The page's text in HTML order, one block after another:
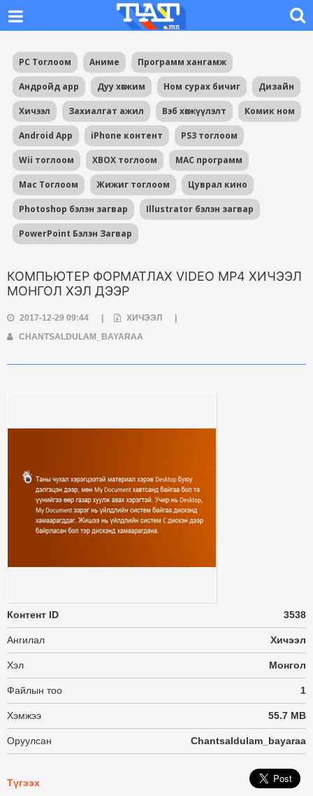
PC Тоглоом Аниме Программ хангамж
Андройд app Дуу хөгжим Ном сурах бичиг Дизайн
Хичээл Захиалгат ажил Вэб хөгжүүлэлт Комик ном
Android App iPhone контент PS3 тоглоом
Wii тоглоом XBOX тоглоом MAC программ
Mac Тоглоом Жижиг тоглоом Цуврал кино
Photoshop бэлэн загвар Illustrator бэлэн загвар
PowerPoint Бэлэн Загвар
КОМПЬЮТЕР ФОРМАТЛАХ VIDEO MP4 ХИЧЭЭЛ
МОНГОЛ ХЭЛ ДЭЭР
2017-12-29 09:44 ХИЧЭЭЛ
CHANTSALDULAM_BAYARAA
Контент ID 3538
Ангилал Хичээл
Хэл Монгол
Файлын тоо 1
Хэмжээ 55.7 MB
Оруулсан Chantsaldulam_bayaraa
Түгээх